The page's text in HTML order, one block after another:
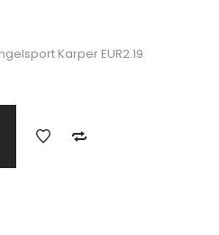
Karper EUR2.19